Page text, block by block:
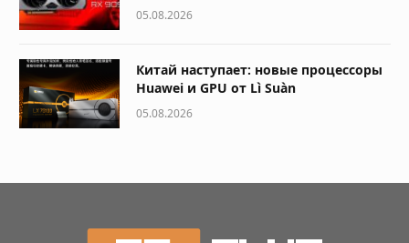
05.08.2026
Китай наступает: новые процессоры
Huawei и GPU от Lì Suàn
05.08.2026